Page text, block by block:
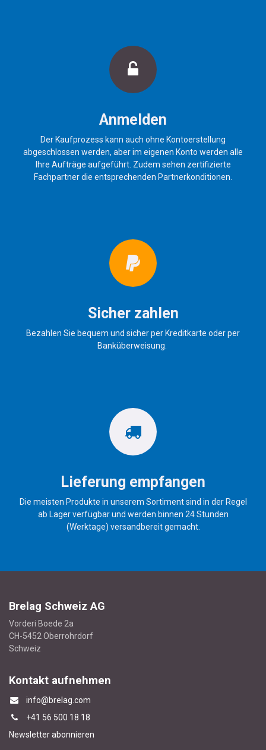
Anmelden
Der Kaufprozess kann auch ohne Kontoerstellung
abgeschlossen werden, aber im eigenen Konto werden alle
Ihre Aufträge aufgeführt. Zudem sehen zertifizierte
Fachpartner die entsprechenden Partnerkonditionen.
Sicher zahlen
Bezahlen Sie bequem und sicher per Kreditkarte oder per
Banküberweisung.
Lieferung empfangen
Die meisten Produkte in unserem Sortiment sind in der Regel
ab Lager verfügbar und werden binnen 24 Stunden
(Werktage) versandbereit gemacht.
Brelag Schweiz AG
Vorderi Boede 2a
CH-5452 Oberrohrdorf
Schweiz
Kontakt aufnehmen
info@brelag.com
+41 56 500 18 18
Newsletter abonnieren